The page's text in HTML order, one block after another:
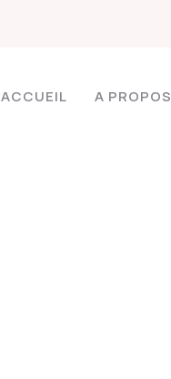
ACCUEIL A PROPOS